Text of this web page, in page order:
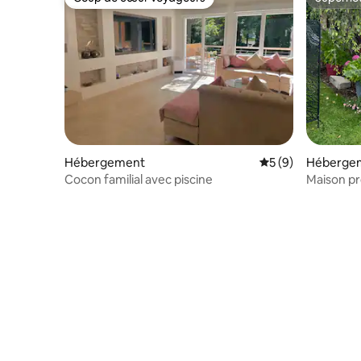
Coup de cœur voyageurs
Hébergement Évaluation
5 (9)
Cocon familial avec piscine
Maison